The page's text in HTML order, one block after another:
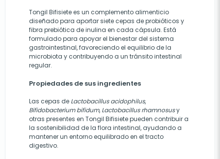
Tongil Bifisiete es un complemento alimenticio
diseñado para aportar siete cepas de probióticos y
fibra prebiótica de inulina en cada cápsula. Está
formulado para apoyar el bienestar del sistema
gastrointestinal, favoreciendo el equilibrio de la
microbiota y contribuyendo a un tránsito intestinal
regular.
Propiedades de sus ingredientes
Las cepas de Lactobacillus acidophilus,
Bifidobacterium bifidum, Lactobacillus rhamnosusy
otras presentes en Tongil Bifisiete pueden contribuir a
la sostenibilidad de la flora intestinal, ayudando a
mantener un entorno equilibrado en el tracto
digestivo.